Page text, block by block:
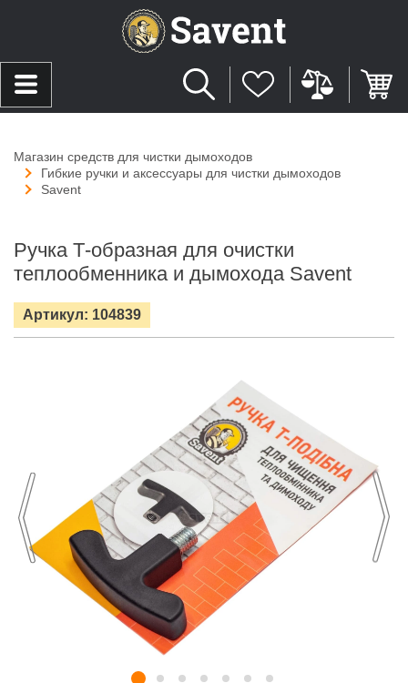
Магазин средств для чистки дымоходов
Гибкие ручки и аксессуары для чистки дымоходов
Savent
Ручка Т-образная для очистки
теплообменника и дымохода Savent
Артикул: 104839